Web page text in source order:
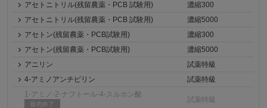
アセトニトリル(残留農薬・PCB 試験用)
濃縮300
アセトニトリル(残留農薬・PCB 試験用)
濃縮5000
アセトン(残留農薬・PCB試験用)
濃縮300
アセトン(残留農薬・PCB試験用)
濃縮5000
アニリン
試薬特級
4-アミノアンチピリン
試薬特級
1-アミノ-2-ナフトール-4-スルホン酸
販売終了
試薬特級